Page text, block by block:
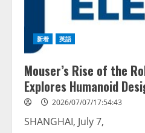
新着 英語
Mouser’s Rise of the
Explores Humanoid
2026/07/07/17:54:43
SHANGHAI, July 7,